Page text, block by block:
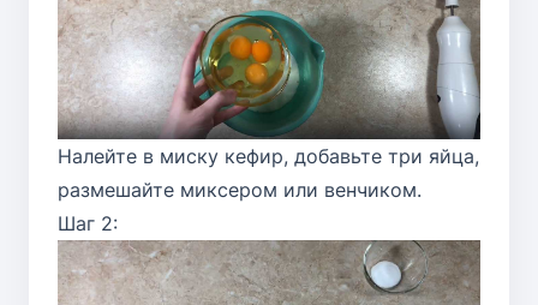
Налейте в миску кефир, добавьте три яйца,
размешайте миксером или венчиком.
Шаг 2: